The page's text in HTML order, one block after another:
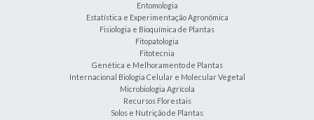
Entomologia
Estatística e Experimentação Agronômica
Fisiologia e Bioquímica de Plantas
Fitopatologia
Fitotecnia
Genética e Melhoramento de Plantas
Internacional Biologia Celular e Molecular Vegetal
Microbiologia Agrícola
Recursos Florestais
Solos e Nutrição de Plantas